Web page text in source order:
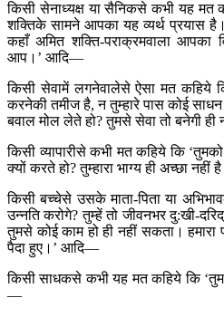
किसी सेनाध्यक्ष या सैनिकसे कभी यह मत
शक्तिके सामने आपका यह व्यर्थ प्रयास
कहाँ अमित शक्ति-पराक्रमवाला आपका
आप।’ आदि—
किसी सेवामें लगनेवालेसे ऐसा मत कहिये
करनेकी तमीज है, न तुम्हारे पास कोई
बवाल मोल लेते हो? तुमसे सेवा तो बनेगी
किसी व्यापारीसे कभी मत कहिये कि
क्यों करते हो? तुम्हारा भाग्य ही अच्छा
किसी बच्चेसे उसके माता-पिता या
उन्नति करोगे? तुम्हें तो जीवनभर दु:खी-
तुमसे कोई काम हो ही नहीं सकता। हमारा
पैदा हुए।’ आदि—
किसी साधकसे कभी यह मत कहिये कि
—